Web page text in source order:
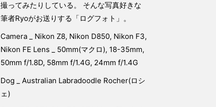
撮ってみたりしている。 そんな写真好きな
筆者Ryoがお送りする「ログフォト」。
Camera _ Nikon Z8, Nikon D850, Nikon F3,
Nikon FE Lens _ 50mm(マクロ), 18-35mm,
50mm f/1.8D, 58mm f/1.4G, 24mm f/1.4G
Dog _ Australian Labradoodle Rocher(ロシ
ェ)